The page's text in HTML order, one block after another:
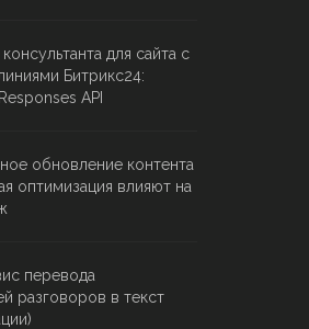
для сайта с
Битрикс24:
API
обновление контента
оптимизация влияют на
перевода
разговоров в текст